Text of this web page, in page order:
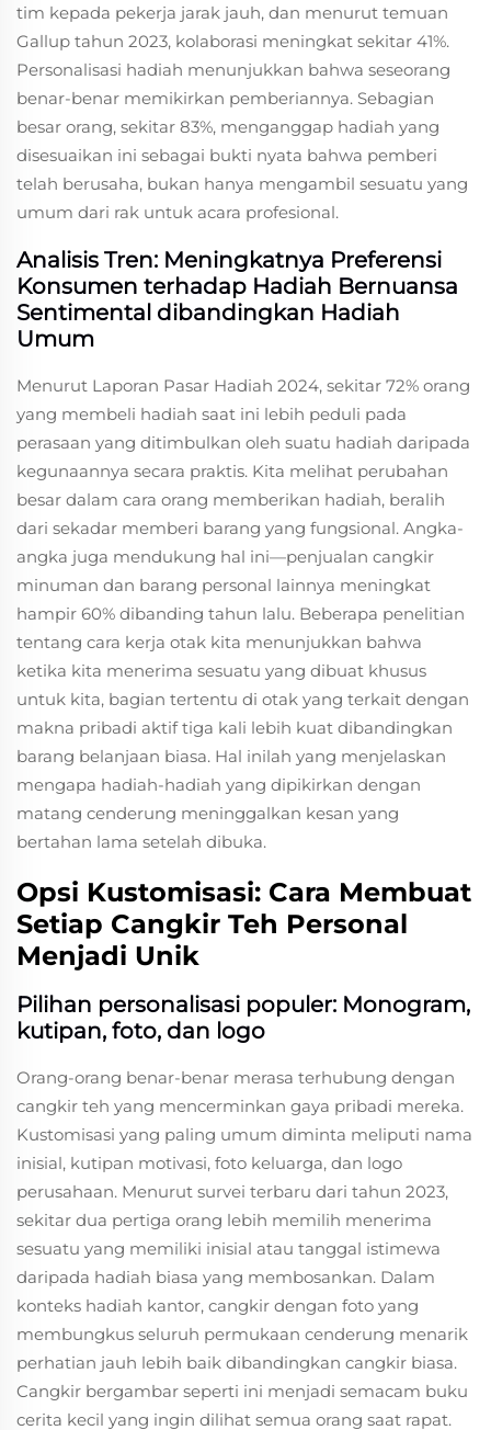
tim kepada pekerja jarak jauh, dan menurut temuan
Gallup tahun 2023, kolaborasi meningkat sekitar 41%.
Personalisasi hadiah menunjukkan bahwa seseorang
benar-benar memikirkan pemberiannya. Sebagian
besar orang, sekitar 83%, menganggap hadiah yang
disesuaikan ini sebagai bukti nyata bahwa pemberi
telah berusaha, bukan hanya mengambil sesuatu yang
umum dari rak untuk acara profesional.
Analisis Tren: Meningkatnya Preferensi
Konsumen terhadap Hadiah Bernuansa
Sentimental dibandingkan Hadiah
Umum
Menurut Laporan Pasar Hadiah 2024, sekitar 72% orang
yang membeli hadiah saat ini lebih peduli pada
perasaan yang ditimbulkan oleh suatu hadiah daripada
kegunaannya secara praktis. Kita melihat perubahan
besar dalam cara orang memberikan hadiah, beralih
dari sekadar memberi barang yang fungsional. Angka-
angka juga mendukung hal ini—penjualan cangkir
minuman dan barang personal lainnya meningkat
hampir 60% dibanding tahun lalu. Beberapa penelitian
tentang cara kerja otak kita menunjukkan bahwa
ketika kita menerima sesuatu yang dibuat khusus
untuk kita, bagian tertentu di otak yang terkait dengan
makna pribadi aktif tiga kali lebih kuat dibandingkan
barang belanjaan biasa. Hal inilah yang menjelaskan
mengapa hadiah-hadiah yang dipikirkan dengan
matang cenderung meninggalkan kesan yang
bertahan lama setelah dibuka.
Opsi Kustomisasi: Cara Membuat
Setiap Cangkir Teh Personal
Menjadi Unik
Pilihan personalisasi populer: Monogram,
kutipan, foto, dan logo
Orang-orang benar-benar merasa terhubung dengan
cangkir teh yang mencerminkan gaya pribadi mereka.
Kustomisasi yang paling umum diminta meliputi nama
inisial, kutipan motivasi, foto keluarga, dan logo
perusahaan. Menurut survei terbaru dari tahun 2023,
sekitar dua pertiga orang lebih memilih menerima
sesuatu yang memiliki inisial atau tanggal istimewa
daripada hadiah biasa yang membosankan. Dalam
konteks hadiah kantor, cangkir dengan foto yang
membungkus seluruh permukaan cenderung menarik
perhatian jauh lebih baik dibandingkan cangkir biasa.
Cangkir bergambar seperti ini menjadi semacam buku
cerita kecil yang ingin dilihat semua orang saat rapat.